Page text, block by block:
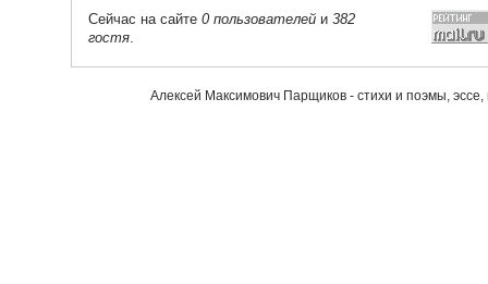
Сейчас на сайте 0 пользователей и 382
гостя
Алексей Максимович Парщиков - стихи и поэмы,